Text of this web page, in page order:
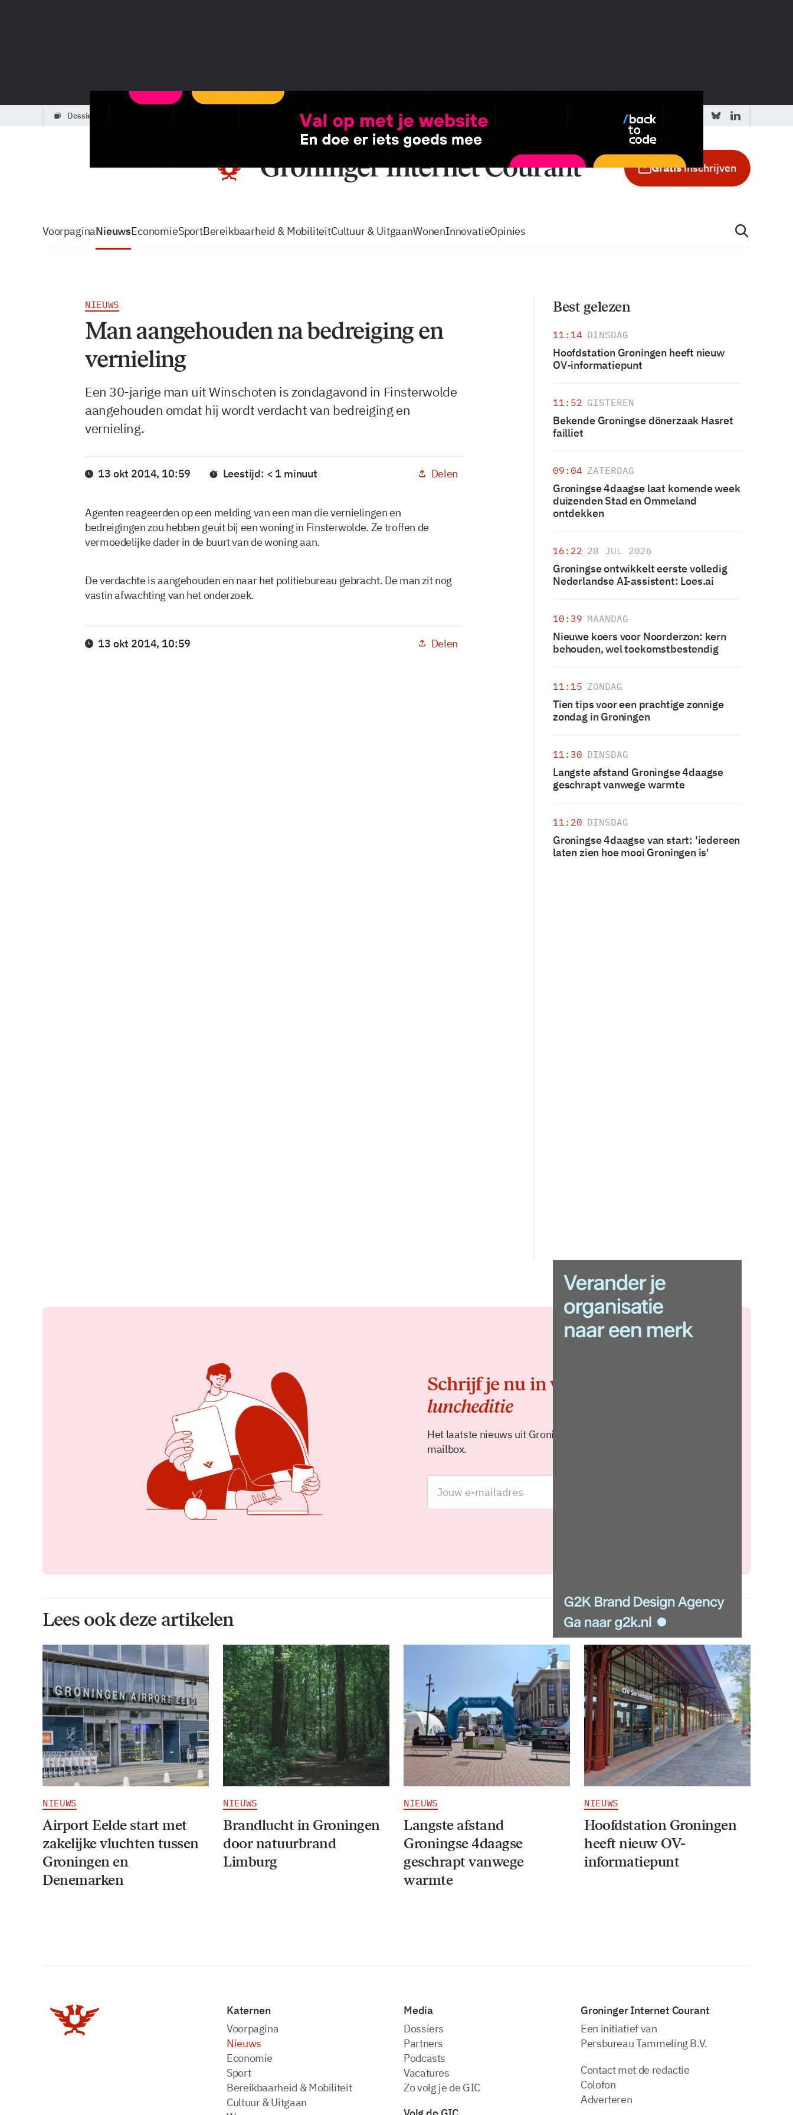
dossiers zo volg je de GIC Adverteren in de GIC
Gratisinschrijven
VoorpaginaNieuwsEconomieSportBereikbaarheid & MobiliteitCultuur & UitgaanWonenInnovatieOpinies
NIEUWS
Man aangehouden na bedreiging en
vernieling
Een 30-jarige man uit Winschoten is zondagavond in Finsterwolde
aangehouden omdat hij wordt verdacht van bedreiging en
vernieling.
13 okt 2014, 10:59 Leestijd: < 1 minuut Delen
Agenten reageerden op een melding van een man die vernielingen en
bedreigingen zou hebben geuit bij een woning in Finsterwolde. Ze troffen de
vermoedelijke dader in de buurt van de woning aan.
De verdachte is aangehouden en naar het politiebureau gebracht. De man zit nog
vastin afwachting van het onderzoek.
13 okt 2014, 10:59 Delen
Best gelezen
11:14 DINSDAG
Hoofdstation Groningen heeft nieuw
OV-informatiepunt
11:52 GISTEREN
Bekende Groningse dönerzaak Hasret
failliet
09:04 ZATERDAG
Groningse 4daagse laat komende week
duizenden Stad en Ommeland
ontdekken
16:22 28 JUL 2026
Groningse ontwikkelt eerste volledig
Nederlandse AI-assistent: Loes.ai
10:39 MAANDAG
Nieuwe koers voor Noorderzon: kern
behouden, wel toekomstbestendig
11:15 ZONDAG
Tien tips voor een prachtige zonnige
zondag in Groningen
11:30 DINSDAG
Langste afstand Groningse 4daagse
geschrapt vanwege warmte
11:20 DINSDAG
Groningse 4daagse van start: 'iedereen
laten zien hoe mooi Groningen is'
Schrijf je nu in voor de
luncheditie
Het laatste nieuws uit Groningen elke middag in je
mailbox.
Lees ook deze artikelen
NIEUWS
Airport Eelde start met
zakelijke vluchten tussen
Groningen en
Denemarken
NIEUWS
Brandlucht in Groningen
door natuurbrand
Limburg
NIEUWS
Langste afstand
Groningse 4daagse
geschrapt vanwege
warmte
NIEUWS
Hoofdstation Groningen
heeft nieuw OV-
informatiepunt
Katernen
Voorpagina
Nieuws
Economie
Sport
Bereikbaarheid & Mobiliteit
Cultuur & Uitgaan
Media
dossiers
partners
podcasts
vacatures
zo volg je de GIC
Groninger Internet Courant
Een initiatief van
Persbureau Tammeling B.V.
Contact met de redactie
Colofon
Adverteren